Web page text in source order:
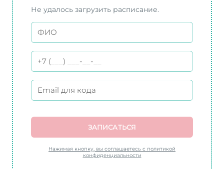
Не удалось загрузить расписание.
ЗАПИСАТЬСЯ
Нажимая кнопку, вы соглашаетесь с политикой
конфиденциальности